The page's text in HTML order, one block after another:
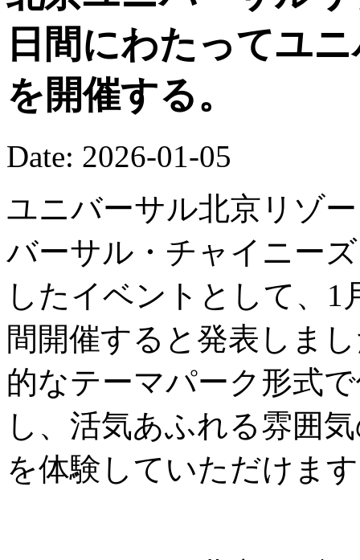
日間にわたってユ
を開催する。
Date: 2026-01-05
ユニバーサル北京リゾ
バーサル・チャイニー
したイベントとして、1
間開催すると発表しま
的なテーマパーク形式
し、活気あふれる雰囲
を体験していただけま